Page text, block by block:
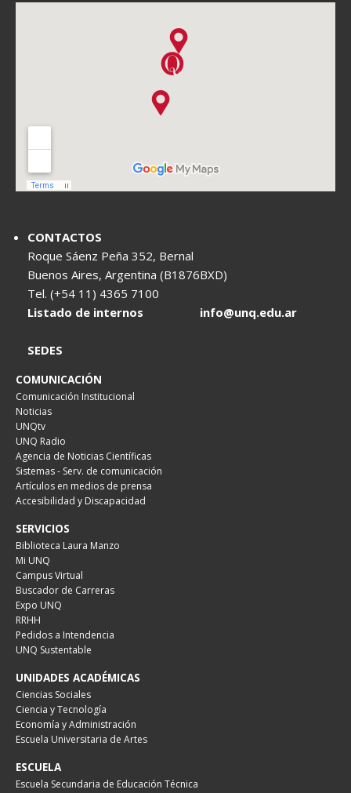
CONTACTOS
Roque Sáenz Peña 352, Bernal
Buenos Aires, Argentina (B1876BXD)
Tel. (+54 11) 4365 7100
Listado de internos
info@unq.edu.ar
SEDES
COMUNICACIÓN
Comunicación Institucional
Noticias
UNQtv
UNQ Radio
Agencia de Noticias Científicas
Sistemas - Serv. de comunicación
Artículos en medios de prensa
Accesibilidad y Discapacidad
SERVICIOS
Biblioteca Laura Manzo
Mi UNQ
Campus Virtual
Buscador de Carreras
Expo UNQ
RRHH
Pedidos a Intendencia
UNQ Sustentable
UNIDADES ACADÉMICAS
Ciencias Sociales
Ciencia y Tecnología
Economía y Administración
Escuela Universitaria de Artes
ESCUELA
Escuela Secundaria de Educación Técnica